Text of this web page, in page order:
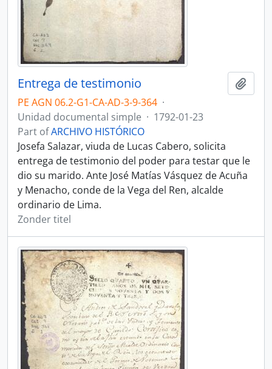
Entrega de testimonio
PE AGN 06.2-G1-CA-AD-3-9-364 ·
Unidad documental simple · 1792-01-23
Part ofARCHIVO HISTÓRICO
Josefa Salazar, viuda de Lucas Cabero, solicita
entrega de testimonio del poder para testar que le
dio su marido. Ante José Matías Vásquez de Acuña
y Menacho, conde de la Vega del Ren, alcalde
ordinario de Lima.
Zonder titel